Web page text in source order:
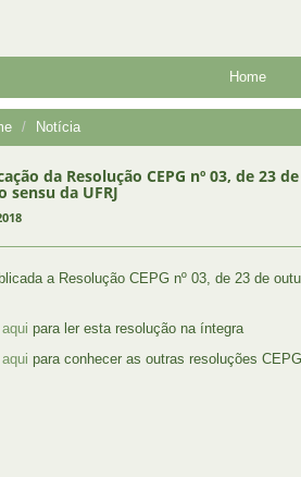
Home
Notícia
da Resolução CEPG nº 03, de 23
sensu da UFRJ
a Resolução CEPG nº 03, de 23 de
para ler esta resolução na íntegra
para conhecer as outras resoluções